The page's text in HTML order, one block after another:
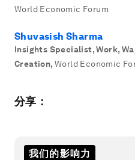
World Economic Forum
Shuvasish Sharma
Insights Specialist, Work,
Creation, World Economic
分享：
我们的影响力